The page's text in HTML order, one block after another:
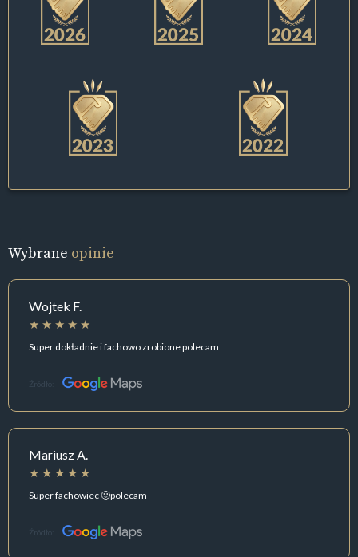
Wybrane opinie
Wojtek F.
Super dokładnie i fachowo zrobione polecam
Źródło:
Mariusz A.
Super fachowiec 🙂polecam
Źródło: